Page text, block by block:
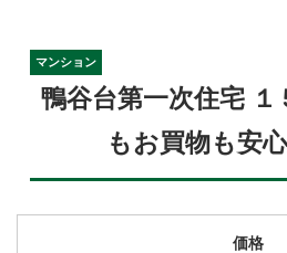
マンション
鴨谷台第一次住宅
もお買物も安
価格